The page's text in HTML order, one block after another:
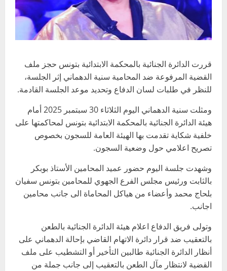
قررت الدائرة الجنائية بالمحكمة الابتدائية بتونس حجز ملف
القضية المرفوعة ضد المحامية سنية الدهماني إثر الجلسة،
للنظر في طلبات لسان الدفاع وتحديد موعد الجلسة القادمة.
ومثلت سنية الدهماني اليوم الثلاثاء 30 سبتمبر 2025 أمام
هيئة الدائرة الجنائية بالمحكمة الابتدائية بتونس لمحاكمتها على
خلفية شكاية تقدمت بها الهيئة العامة للسجون بخصوص
تصريح اعلامي حول وضعية السجون.
وشهدت جلسة اليوم حضور عميد المحامين الأستاذ بوبكر
بالثابت ورئيس مجلس الفرع الجهوي للمحامين بتونس سفيان
بلحاج محمد وأعضاء من هياكل المحاماة الى جانب محامين
اجانب.
وتولى فريق الدفاع اعلام هيئة الدائرة الجنائية بالطعن
بالتعقيب ضد قرار دائرة الاتهام القاضي بإحالة الدهماني على
أنظار الدائرة الجنائية طالبين التأخير أو التشطيب على ملف
القضية لانتظار مآل الطعن بالتعقيب إلى جانب جملة من